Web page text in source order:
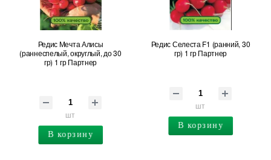
Редис Мечта Алисы
(раннеспелый, округлый, до 30
гр) 1 гр Партнер
шт
В корзину
Редис Селеста F1 (ранний, 30
гр) 1 гр Партнер
шт
В корзину